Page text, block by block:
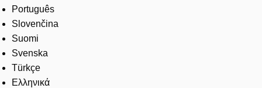
Português
Slovenčina
Suomi
Svenska
Türkçe
Ελληνικά